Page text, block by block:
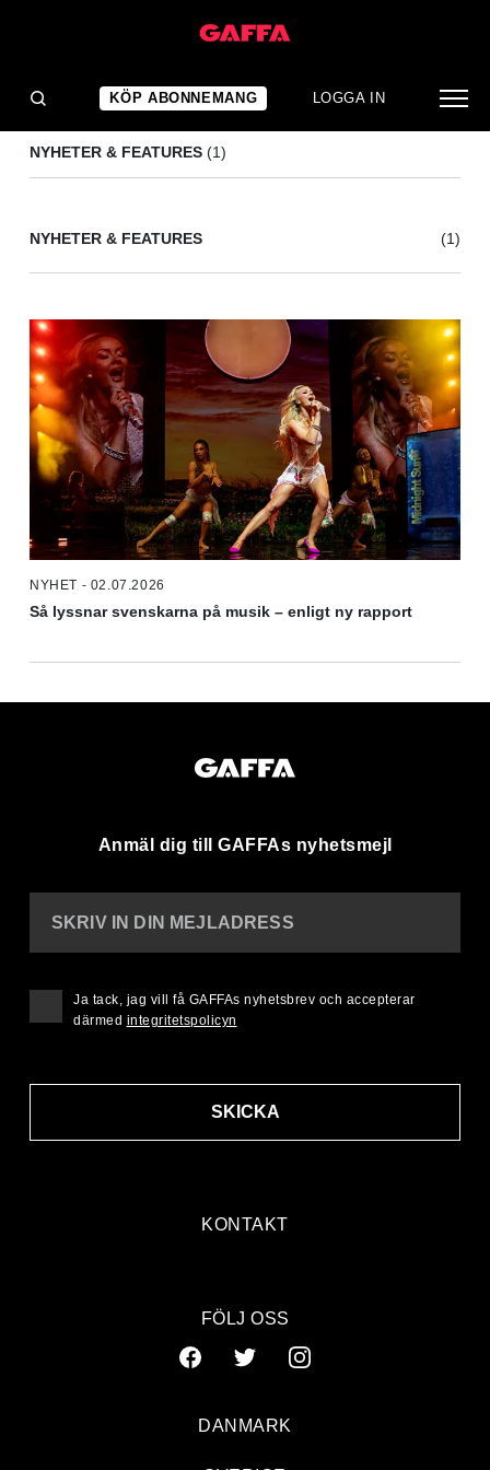
KÖP ABONNEMANG LOGGA IN
NYHETER & FEATURES (1)
NYHETER & FEATURES (1)
NYHET - 02.07.2026
Så lyssnar svenskarna på musik – enligt ny rapport
Anmäl dig till GAFFAs nyhetsmejl
KONTAKT
SKRIV IN DIN MEJLADRESS
SKICKA
Ja tack, jag vill få GAFFAs nyhetsbrev och accepterar
därmed integritetspolicyn
FÖLJ OSS
DANMARK